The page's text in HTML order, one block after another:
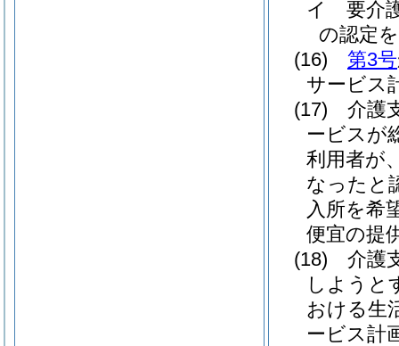
イ
要介
の認定
(16)
第3号
サービス
(17)
介護
ービスが
利用者が
なったと
入所を希
便宜の提
(18)
介護
しようと
おける生
ービス計